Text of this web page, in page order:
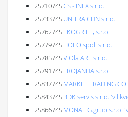
25710745CS - INEX s.r.o.
25733745 UNITRA CDN s.r.o.
25762745 EKOGRILL, s.r.o.
25779745 HOFO spol. s r.o.
25785745ViOla ART s.r.o.
25791745TROJANDA s.r.o.
25837745 MARKET TRADING
25843745 BDK servis s.r.o. 'v
25866745 MONAT G.grup s.r.o.